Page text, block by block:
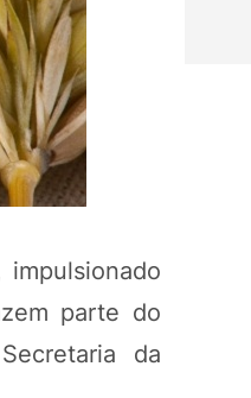
parte do
da